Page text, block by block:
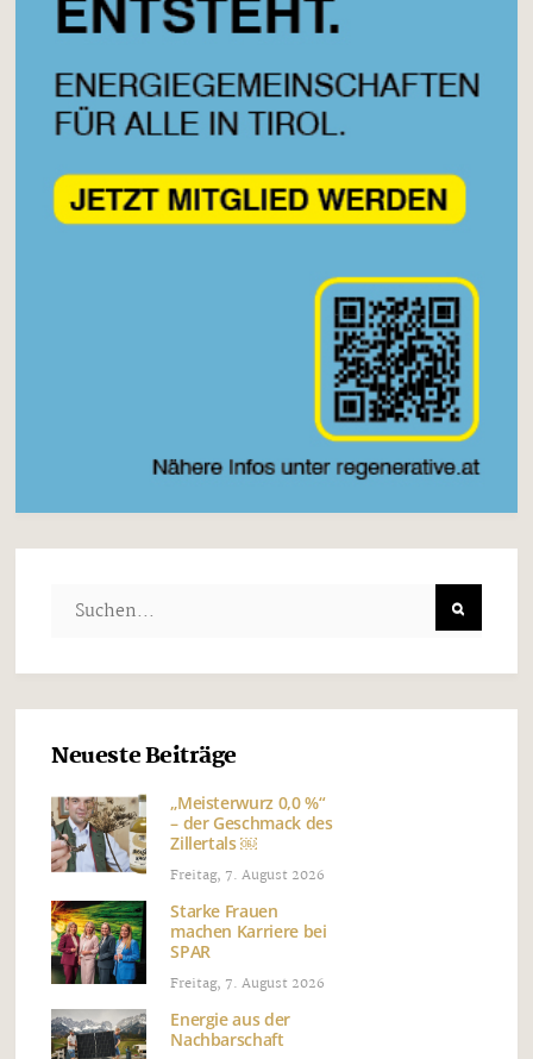
Neueste Beiträge
„Meisterwurz 0,0 %“
– der Geschmack des
Zillertals ￼
Freitag, 7. August 2026
Starke Frauen
machen Karriere bei
SPAR
Freitag, 7. August 2026
Energie aus der
Nachbarschaft